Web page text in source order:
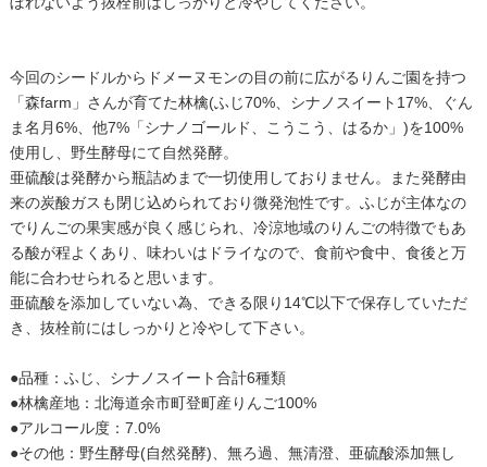
今回のシードルからドメーヌモンの目の前に広がるりんご園を持つ
「森farm」さんが育てた林檎(ふじ70%、シナノスイート17%、ぐん
ま名月6%、他7%「シナノゴールド、こうこう、はるか」)を100%
使用し、野生酵母にて自然発酵。
亜硫酸は発酵から瓶詰めまで一切使用しておりません。また発酵由
来の炭酸ガスも閉じ込められており微発泡性です。ふじが主体なの
でりんごの果実感が良く感じられ、冷涼地域のりんごの特徴でもあ
る酸が程よくあり、味わいはドライなので、食前や食中、食後と万
能に合わせられると思います。
亜硫酸を添加していない為、できる限り14℃以下で保存していただ
き、抜栓前にはしっかりと冷やして下さい。
●品種：ふじ、シナノスイート合計6種類
●林檎産地：北海道余市町登町産りんご100%
●アルコール度：7.0%
●その他：野生酵母(自然発酵)、無ろ過、無清澄、亜硫酸添加無し